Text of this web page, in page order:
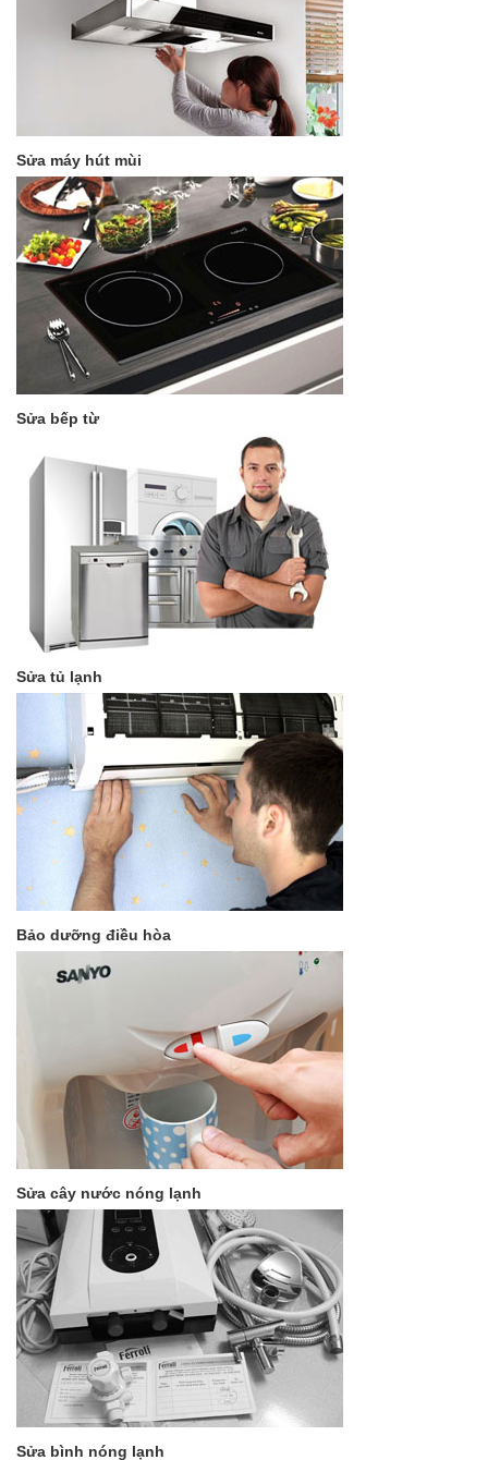
Sửa máy hút mùi
Sửa bếp từ
Sửa tủ lạnh
Bảo dưỡng điều hòa
Sửa cây nước nóng lạnh
Sửa bình nóng lạnh